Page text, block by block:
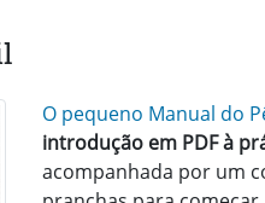
O pequeno Manual do
introdução em PDF à
acompanhada por um